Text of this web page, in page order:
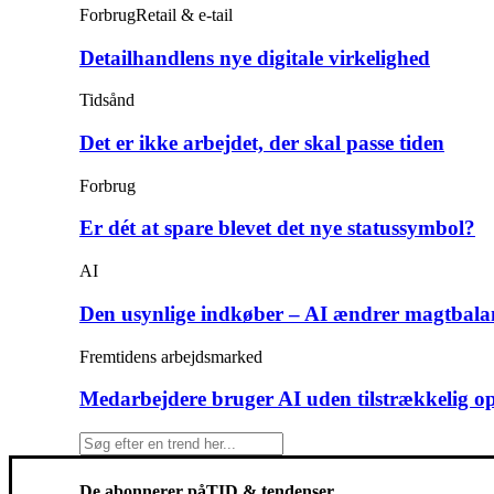
ForbrugRetail & e-tail
Detailhandlens nye digitale virkelighed
Tidsånd
Det er ikke arbejdet, der skal passe tiden
Forbrug
Er dét at spare blevet det nye statussymbol?
AI
Den usynlige indkøber – AI ændrer
Fremtidens arbejdsmarked
Medarbejdere bruger AI uden tilstrækkelig